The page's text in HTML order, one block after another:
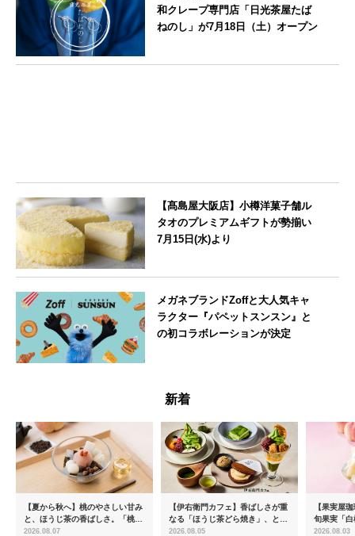
和クレープ専門店「日光茶屋たば
ねのし」が7月18日（土）オープン
【髙島屋大阪店】小樽洋菓子舗ル
タオのプレミアムギフトが勢揃い
7月15日(水)より
メガネブランドZoffと大人気キャ
ラクター『パペットスンスン』と
の初コラボレーションが決定
新着
【夏から秋へ】桃のやさしい甘み
と、ほうじ茶の香ばしさ。「桃と
ほうじ茶のあんみつ」を8月中旬
2026.08.07
【伊右衛門カフェ】香ばしさが重
なる「ほうじ茶どら焼き」、とろ
ける「宇治抹茶ティラミス」が新
2026.08.05
【果実屋
旬果実「
限定販売
2026.08.03